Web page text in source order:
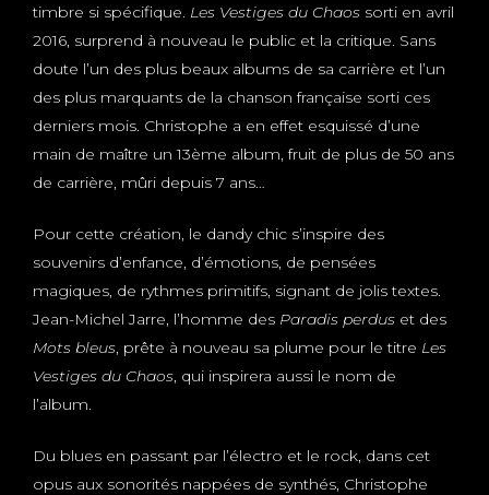
timbre si spécifique. Les Vestiges du Chaos sorti en avril
2016, surprend à nouveau le public et la critique. Sans
doute l’un des plus beaux albums de sa carrière et l’un
des plus marquants de la chanson française sorti ces
derniers mois. Christophe a en effet esquissé d’une
main de maître un 13ème album, fruit de plus de 50 ans
de carrière, mûri depuis 7 ans…
Pour cette création, le dandy chic s’inspire des
souvenirs d’enfance, d’émotions, de pensées
magiques, de rythmes primitifs, signant de jolis textes.
Jean-Michel Jarre, l’homme des Paradis perdus et des
Mots bleus, prête à nouveau sa plume pour le titre Les
Vestiges du Chaos, qui inspirera aussi le nom de
l’album.
Du blues en passant par l’électro et le rock, dans cet
opus aux sonorités nappées de synthés, Christophe